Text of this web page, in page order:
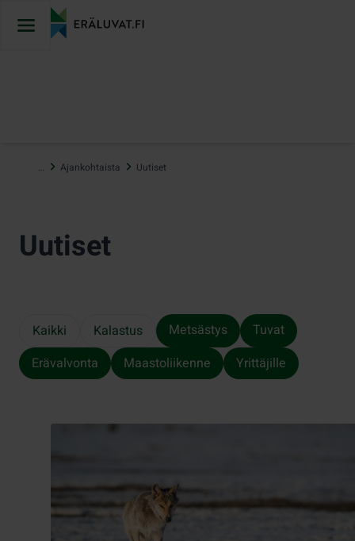
sisältöön
… Ajankohtaista Uutiset
Uutiset
Kaikki Kalastus Metsästys
Tuvat
Erävalvonta
Maastoliikenne Yrittäjille